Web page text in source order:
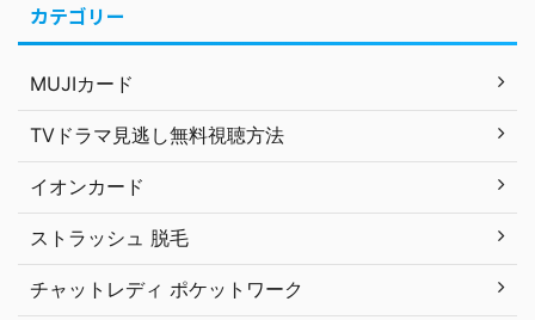
カテゴリー
MUJIカード
TVドラマ見逃し無料視聴方法
イオンカード
ストラッシュ 脱毛
チャットレディ ポケットワーク